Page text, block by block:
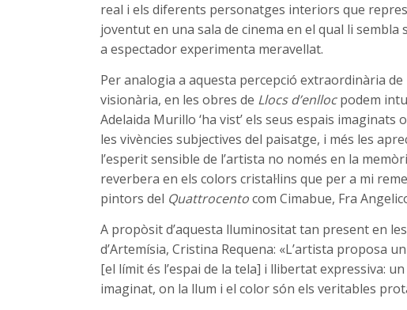
real i els diferents personatges interiors que
joventut en una sala de cinema en el qual li sembla
a espectador experimenta meravellat.
Per analogia a aquesta percepció extraordinària
visionària, en les obres de Llocs d’enllocpodem
Adelaida Murillo ‘ha vist’ els seus espais
les vivències subjectives del paisatge, i més les
l’esperit sensible de l’artista no només en la
reverbera en els colors cristal·lins que per a mi
pintors del Quattrocentocom Cimabue, Fra
A propòsit d’aquesta lluminositat tan present en
d’Artemísia, Cristina Requena: «L’artista proposa
[el límit és l’espai de la tela] i llibertat expressiva:
imaginat, on la llum i el color són els veritables